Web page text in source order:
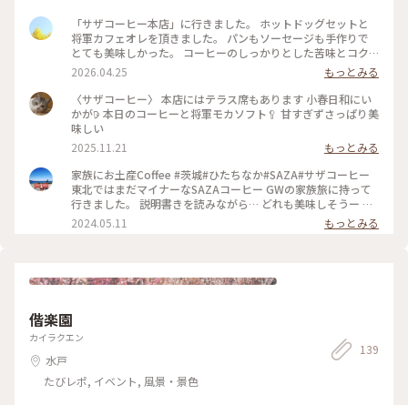
「サザコーヒー本店」に行きました。 ホットドッグセットと
将軍カフェオレを頂きました。 パンもソーセージも手作りで
とても美味しかった。 コーヒーのしっかりとした苦味とコク。
フワフワの泡で美味しくてグイグイと飲んでしまいました😋
とにかく居心地が最高のお店でした。 テラス席が多く、新緑
の緑豊かな庭を目の前に、木漏れ日が揺れて、風がそよいで鳥
も遊びにきます。 最高の時間でした😌☕️
2026.04.25
もっとみる
〈サザコーヒー〉 本店にはテラス席もあります 小春日和にい
かが𖠚 本日のコーヒーと将軍モカソフト🥄 甘すぎずさっぱり美
味しい
2025.11.21
もっとみる
家族にお土産Coffee #茨城#ひたちなか#SAZA#サザコーヒー
東北ではまだマイナーなSAZAコーヒー GWの家族旅に持って
行きました。 説明書きを読みながら… どれも美味しそうー こ
れも気になる〜 豆の量が贅沢〜 とちょっと盛り上がった家族
時間 色々な味と香りを楽しめるSAZAのアソート 勝田駅でも購
2024.05.11 もっとみる
偕楽園
カイラクエン
水戸
たびレポ, イベント, 風景・景色
139